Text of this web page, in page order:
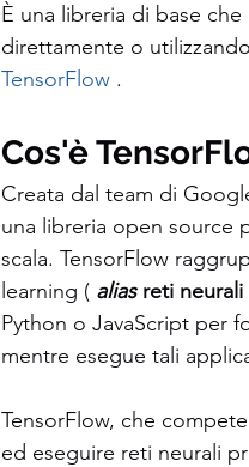
È una libreria di base
direttamente o
TensorFlow .
Cos'è
Creata dal team di
una libreria open source
scala. TensorFlow
learning ( alias reti neurali
Python o JavaScript per
mentre esegue tali
TensorFlow, che
ed eseguire reti neurali